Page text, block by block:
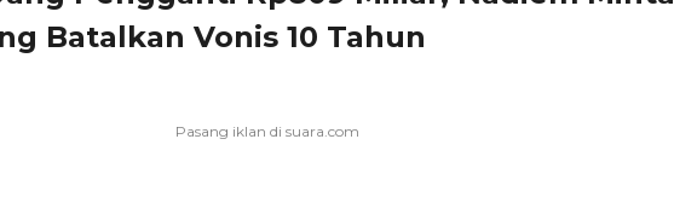
Batalkan Vonis 10 Tahun